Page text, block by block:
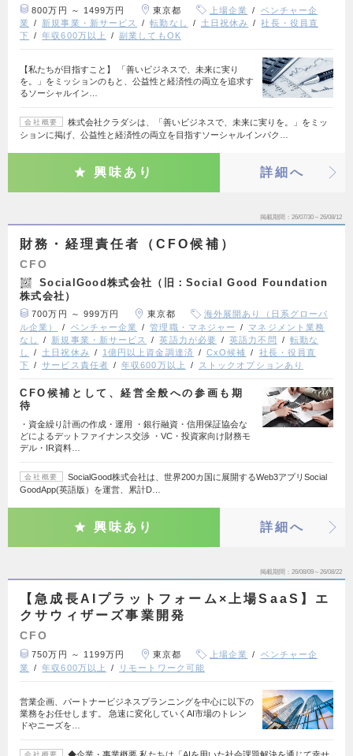
800万円 ～ 1499万円 東京都 上場企業
ベンチャー企
業
新規事業・新サービス 転勤なし 土日祝休み
社長・役員直
下
年収600万以上 副業してもOK
【私たちが目指すこと】 「善いビジネスで、未来に実り
を。」をミッションのもと、公益性と経済性の両立を追求す
るソーシャルイン…
会社概要
株式会社クラダシは、「善いビジネスで、未来に実りを。」をミッ
ションに掲げ、公益性と経済性の両立を目指すソーシャルインパク…
興味あり 詳細へ
掲載期間 26/07/30～26/08/12
財務・経理責任者（CFO候補）
CFO
SocialGood株式会社（旧：Social Good Foundation
株式会社）
700万円 ～ 999万円 東京都
海外展開あり（日系グローバ
ル企業）
ベンチャー企業 管理職・マネジャー
マネジメント業務
なし
新規事業・新サービス 英語力が必要 英語力不問
転勤な
し
土日祝休み 1億円以上資金調達済 CxO候補
社長・役員直
下
サービス責任者 年収600万以上 ストックオプションあり
CFO候補として、経営全般への参画も期
待
・資金繰り計画の作成・運用 ・銀行融資・信用保証協会な
どによるデットファイナンス交渉 ・VC・投資家向け財務モ
デル・IR資料…
会社概要
SocialGood株式会社は、世界200カ国に展開するWeb3アプリSocial
GoodApp(英語版）を運営、累計D…
興味あり 詳細へ
掲載期間 26/08/09～26/08/22
【急成長AIプラットフォーム×上場SaaS】エ
クサウィザーズ事業開発
CFO
750万円 ～ 1199万円 東京都 上場企業
ベンチャー企
業
年収600万以上 リモートワーク可能
営業企画、パートナービジネスプランニングを中心に以下の
業務をお任せします。 急速に変化していくAI市場のトレン
ドやニーズを…
会社概要